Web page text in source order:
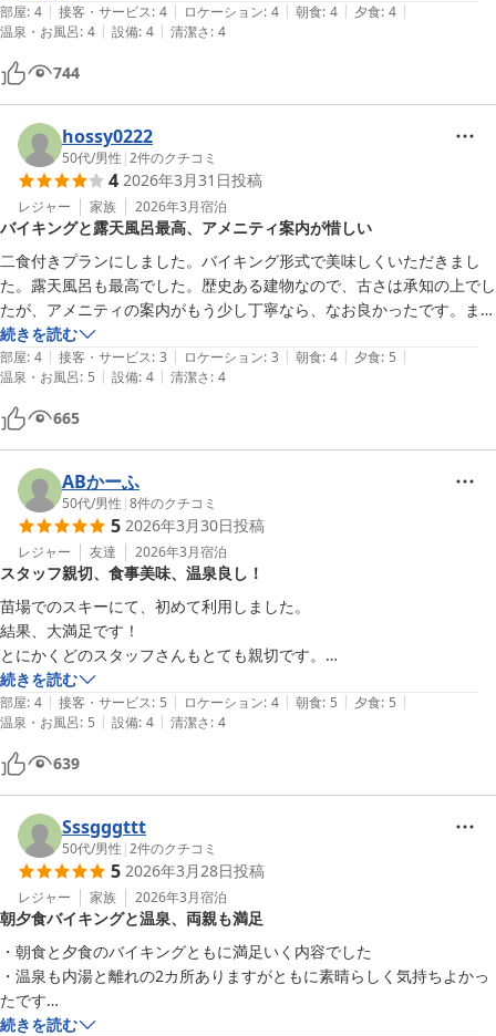
特に甘海老が美味しかったです。
駅までの送迎や苗場スキー場の送迎がとても助かりました。
また機会がありましたら泊まりたいと思います。
部屋: 4 | 接客・サービス: 4 | ロケーション: 4 | 朝食: 4 | 夕食: 4 |
温泉・お風呂: 4 | 設備: 4 | 清潔さ: 4
744
hossy0222
50代/男性 |2件のクチコミ
4 2026年3月31日投稿
レジャー 家族 2026年3月宿泊
バイキングと露天風呂最高、アメニティ案内が惜しい
二食付きプランにしました。バイキング形式で美味しくいただきまし
た。露天風呂も最高でした。歴史ある建物なので、古さは承知の上でし
たが、アメニティの案内がもう少し丁寧なら、なお良かったです。また
行きたいです👍️
続きを読む
部屋: 4 | 接客・サービス: 3 | ロケーション: 3 | 朝食: 4 | 夕食: 5 |
温泉・お風呂: 5 | 設備: 4 | 清潔さ: 4
665
ABかーふ
50代/男性 |8件のクチコミ
5 2026年3月30日投稿
レジャー 友達 2026年3月宿泊
スタッフ親切、食事美味、温泉良し！
苗場でのスキーにて、初めて利用しました。
結果、大満足です！
とにかくどのスタッフさんもとても親切です。
スキー場への送迎など快く引き受けてもらいました。
食事も美味しく、夕食・朝食のブュッフェは完全に食べ過ぎました。
（ブュッフェ慣れしているのに、ハマりました。それも夕だけでなく朝
も（笑））
温泉も良く、新旧どちらの浴室もそれぞれの趣きがありました。古い方
の深い露天風呂は好きですね〜
部屋は古いですが、清潔ですし設備も全く問題なく、友人共々ぐっすり
眠ることができました！
次は家族と利用したいです。
ちなみに欠点は…私的には苗場の高いリフト代だけです（汗）
またぜひ、利用させていただきます！
続きを読む
部屋: 4 | 接客・サービス: 5 | ロケーション: 4 | 朝食: 5 | 夕食: 5 |
温泉・お風呂: 5 | 設備: 4 | 清潔さ: 4
639
Sssgggttt
50代/男性 |2件のクチコミ
5 2026年3月28日投稿
レジャー 家族 2026年3月宿泊
朝夕食バイキングと温泉、両親も満足
・朝食と夕食のバイキングともに満足いく内容でした
・温泉も内湯と離れの2カ所ありますがともに素晴らしく気持ちよかっ
たです
・高齢者の両親も別部屋にて宿泊しましたが宿泊前のご対応も親切にし
続きを読む